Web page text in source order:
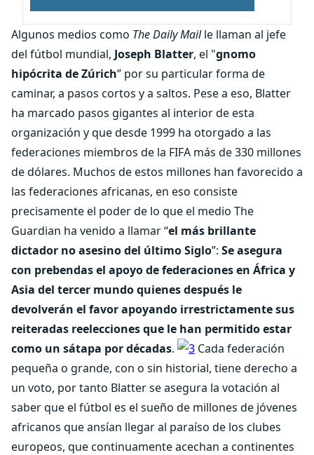
Algunos medios como The Daily Maille llaman al jefe
del fútbol mundial, Joseph Blatter, el "gnomo
hipócrita de Zúrich” por su particular forma de
caminar, a pasos cortos y a saltos. Pese a eso, Blatter
ha marcado pasos gigantes al interior de esta
organización y que desde 1999 ha otorgado a las
federaciones miembros de la FIFA más de 330 millones
de dólares. Muchos de estos millones han favorecido a
las federaciones africanas, en eso consiste
precisamente el poder de lo que el medio The
Guardian ha venido a llamar “el más brillante
dictador no asesino del último Siglo”: Se asegura
con prebendas el apoyo de federaciones en África y
Asia del tercer mundo quienes después le
devolverán el favor apoyando irrestrictamente sus
reiteradas reelecciones que le han permitido estar
como un sátapa por décadas.
Cada federación
pequeña o grande, con o sin historial, tiene derecho a
un voto, por tanto Blatter se asegura la votación al
saber que el fútbol es el sueño de millones de jóvenes
africanos que ansían llegar al paraíso de los clubes
europeos, que continuamente acechan a continentes